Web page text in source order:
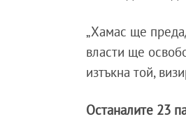
„Хамас ще
власти ще
изтъкна той,
Останалите 23